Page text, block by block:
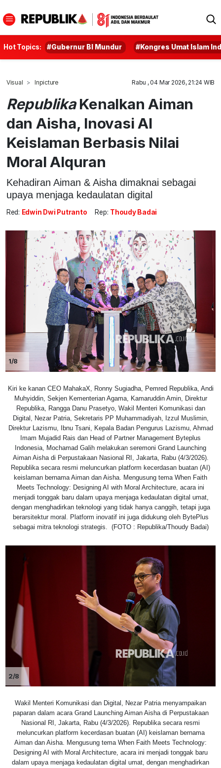
Hot Topics: #Gubernur BI Mundur #Kongres Umat Islam
Visual Inpicture Rabu , 04 Mar 2026, 21:24 WIB
RepublikaKenalkan Aiman
dan Aisha, Inovasi AI
Keislaman Berbasis Nilai
Moral Alquran
Kehadiran Aiman & Aisha dimaknai sebagai
upaya menjaga kedaulatan digital
Red: Edwin Dwi Putranto Rep: Thoudy Badai
1/8
Kiri ke kanan CEO MahakaX, Ronny Sugiadha, Pemred Republika, Andi
Muhyiddin, Sekjen Kementerian Agama, Kamaruddin Amin, Direktur
Republika, Rangga Danu Prasetyo, Wakil Menteri Komunikasi dan
Digital, Nezar Patria, Sekretaris PP Muhammadiyah, Izzul Muslimin,
Direktur Lazismu, Ibnu Tsani, Kepala Badan Pengurus Lazismu, Ahmad
Imam Mujadid Rais dan Head of Partner Management Byteplus
Indonesia, Mochamad Galih melakukan seremoni Grand Launching
Aiman Aisha di Perpustakaan Nasional RI, Jakarta, Rabu (4/3/2026).
Republika secara resmi meluncurkan platform kecerdasan buatan (AI)
keislaman bernama Aiman dan Aisha. Mengusung tema When Faith
Meets Technology: Designing AI with Moral Architecture, acara ini
menjadi tonggak baru dalam upaya menjaga kedaulatan digital umat,
dengan menghadirkan teknologi yang tidak hanya canggih, tetapi juga
berarsitektur moral. Platform inovatif ini juga didukung oleh BytePlus
sebagai mitra teknologi strategis. (FOTO : Republika/Thoudy Badai)
2/8
Wakil Menteri Komunikasi dan Digital, Nezar Patria menyampaikan
paparan dalam acara Grand Launching Aiman Aisha di Perpustakaan
Nasional RI, Jakarta, Rabu (4/3/2026). Republika secara resmi
meluncurkan platform kecerdasan buatan (AI) keislaman bernama
Aiman dan Aisha. Mengusung tema When Faith Meets Technology:
Designing AI with Moral Architecture, acara ini menjadi tonggak baru
dalam upaya menjaga kedaulatan digital umat, dengan menghadirkan